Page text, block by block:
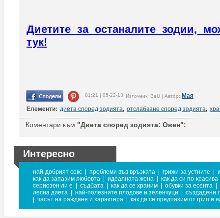
Диетите за останалите зодии,
тук!
01:21 | 05-22-13 Източник: BeU | Автор: Мая
Елементи: диета според зодията, отслабване според зодията,
Коментари към "Диета според зодията: Овен":
Интересно
най-добрият секс проблеми във връзката грижи за устните
как да запазим любовта
идеалната жена
как да си по-красива
сериозен ли е
съдбата как да се храним обувки за есента
лесна диета
най-полезните плодове и зеленчуци
създадени
часът на раждане и характера как да се предпазим от грип и